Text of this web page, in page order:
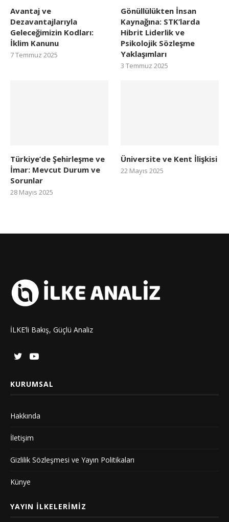
Avantaj ve
Dezavantajlarıyla
Geleceğimizin Kodları:
İklim Kanunu
7 Temmuz 2025
Gönüllülükten İnsan
Kaynağına: STK’larda
Hibrit Liderlik ve
Psikolojik Sözleşme
Yaklaşımları
3 Temmuz 2025
Türkiye’de Şehirleşme ve
İmar: Mevcut Durum ve
Sorunlar
28 Mayıs 2025
Üniversite ve Kent İlişkisi
22 Mayıs 2025
İLKE’li Bakış, Güçlü Analiz
KURUMSAL
Hakkında
İletişim
Gizlilik Sözleşmesi ve Yayın Politikaları
Künye
YAYIN İLKELERIMIZ